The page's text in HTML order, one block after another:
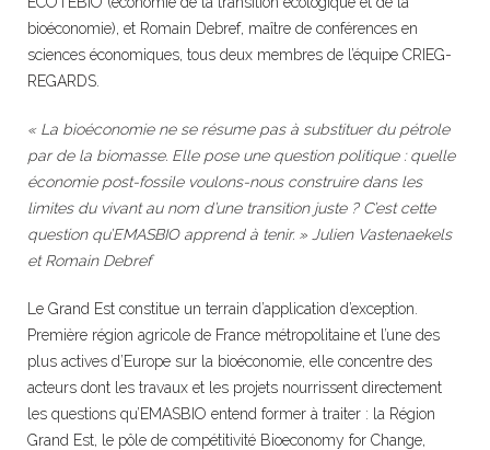
bioéconomie), et Romain Debref, maître de conférences en
sciences économiques, tous deux membres de l’équipe CRIEG-
REGARDS.
« La bioéconomie ne se résume pas à substituer du pétrole
par de la biomasse. Elle pose une question politique : quelle
économie post-fossile voulons-nous construire dans les
limites du vivant au nom d’une transition juste ? C’est cette
question qu’EMASBIO apprend à tenir. » Julien Vastenaekels
et Romain Debref
Le Grand Est constitue un terrain d’application d’exception.
Première région agricole de France métropolitaine et l’une des
plus actives d’Europe sur la bioéconomie, elle concentre des
acteurs dont les travaux et les projets nourrissent directement
les questions qu’EMASBIO entend former à traiter : la Région
Grand Est, le pôle de compétitivité Bioeconomy for Change,